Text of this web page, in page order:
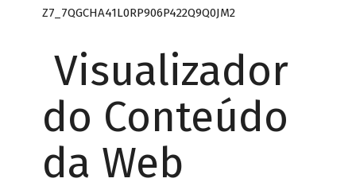
Z7_7QGCHA41L0RP906P422Q9Q0JM2
Visualizador
do Conteúdo
da Web